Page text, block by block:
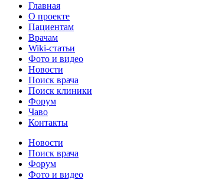
Главная
О проекте
Пациентам
Врачам
Wiki-статьи
Фото и видео
Новости
Поиск врача
Поиск клиники
Форум
Чаво
Контакты
Новости
Поиск врача
Форум
Фото и видео